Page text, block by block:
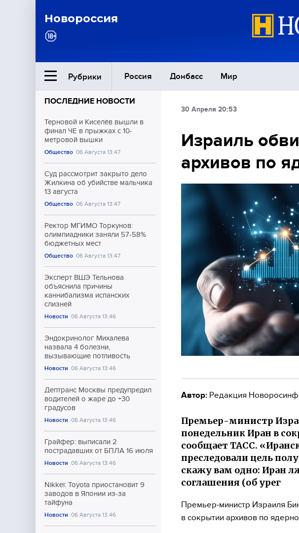
Новороссия
Рубрики Россия Донбасс Мир
Ближний Восток
Общество
Культура
ПОСЛЕДНИЕ НОВОСТИ
Терновой и Киселёв вышли в
финал ЧЕ в прыжках с 10-
метровой вышки
Общество 06 Августа 13:47
Суд рассмотрит закрыто дело
Жилкина об убийстве мальчика
13 августа
Общество 06 Августа 13:47
Ректор МГИМО Торкунов:
олимпиадники заняли 57-58%
бюджетных мест
Общество 06 Августа 13:47
Эксперт ВШЭ Тельнова
объяснила причины
каннибализма испанских
слизней
Новости 06 Августа 13:46
Эндокринолог Михалева
назвала 4 болезни,
вызывающие потливость
Новости 06 Августа 13:46
Дептранс Москвы предупредил
водителей о жаре до +30
градусов
Новости 06 Августа 13:46
Грайфер: выписали 2
пострадавших от БПЛА 16 июля
Новости 06 Августа 13:46
Nikkei: Toyota приостановит 9
заводов в Японии из-за
тайфуна
Новости 06 Августа 13:46
30 Апреля 20:53
Израиль
архивов по
Автор: Редакция
Премьер-министр
понедельник Иран в
сообщает ТАСС.
преследовали цель
скажу вам одно: Иран
соглашения (об урег
Премьер-министр Израиля
в сокрытии архивов по